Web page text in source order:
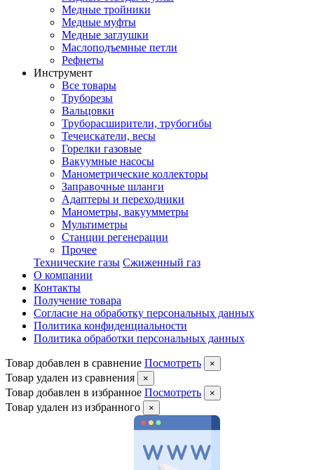
Медные тройники
Медные муфты
Медные заглушки
Маслоподъемные петли
Рефнеты
Инструмент
Все товары
Труборезы
Вальцовки
Труборасширители, трубогибы
Течеискатели, весы
Горелки газовые
Вакуумные насосы
Манометрические коллекторы
Заправочные шланги
Адаптеры и переходники
Манометры, вакуумметры
Мультиметры
Станции регенерации
Прочее
Технические газы Сжиженный газ
О компании
Контакты
Получение товара
Согласие на обработку персональных данных
Политика конфиденциальности
Политика обработки персональных данных
Товар добавлен в сравнение Посмотреть ×
Товар удален из сравнения ×
Товар добавлен в избранное Посмотреть ×
Товар удален из избранного ×